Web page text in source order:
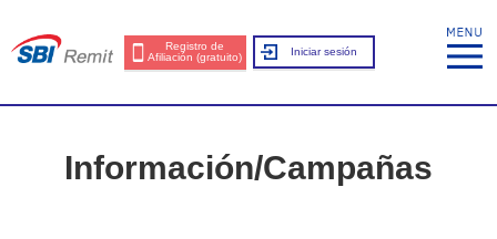
Registro de
Afiliación (gratuito)
Iniciar sesión
Información/Campañas